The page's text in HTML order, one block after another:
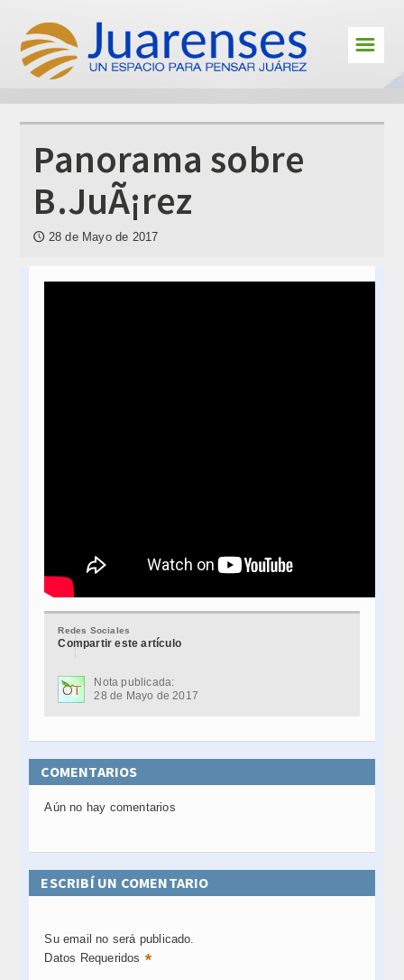
Cultura
Deportes
En primera persona
Personajes
Educación
☰
Panorama sobre
B.JuÃ¡rez
🕔 28 de Mayo de 2017
Redes Sociales
Compartir este artículo
Nota publicada:
28 de Mayo de 2017
COMENTARIOS
Aún no hay comentarios
ESCRIBÍ UN COMENTARIO
Su email no será publicado.
Datos Requeridos *